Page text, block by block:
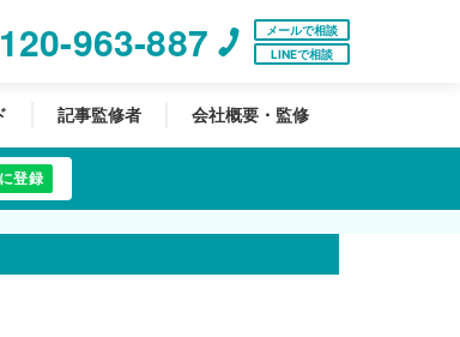
963-887
メールで相談
LINEで相談
記事監修者 会社概要・監修
登録